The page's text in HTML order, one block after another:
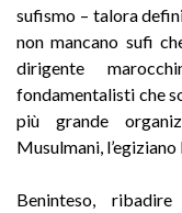
sufismo – talora
non mancano sufi
dirigente
fondamentalisti che
più grande
Musulmani,
Beninteso,